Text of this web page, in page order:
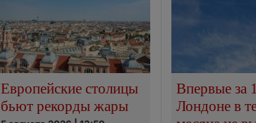
Европейские столицы
бьют рекорды жары
Впервые за
Лондоне в